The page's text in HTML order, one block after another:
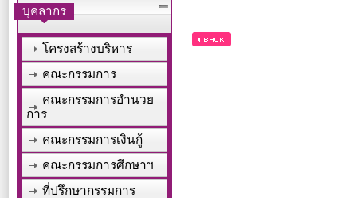
บุคลากร
โครงสร้างบริหาร
คณะกรรมการ
คณะกรรมการอำนวย
การ
คณะกรรมการเงินกู้
คณะกรรมการศึกษาฯ
ที่ปรึกษากรรมการ
[ กลับหน้าหลัก ]